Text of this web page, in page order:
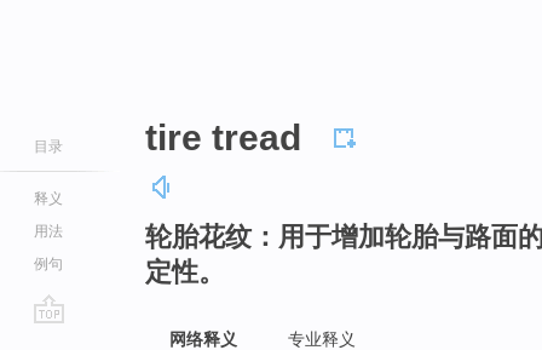
目录
释义
用法
例句
tire tread
轮胎花纹：用于增加轮胎与路面
定性。
网络释义 专业释义